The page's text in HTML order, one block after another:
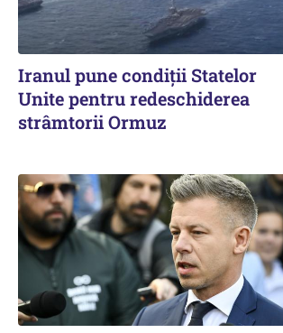
Iranul pune condiții Statelor
Unite pentru redeschiderea
strâmtorii Ormuz